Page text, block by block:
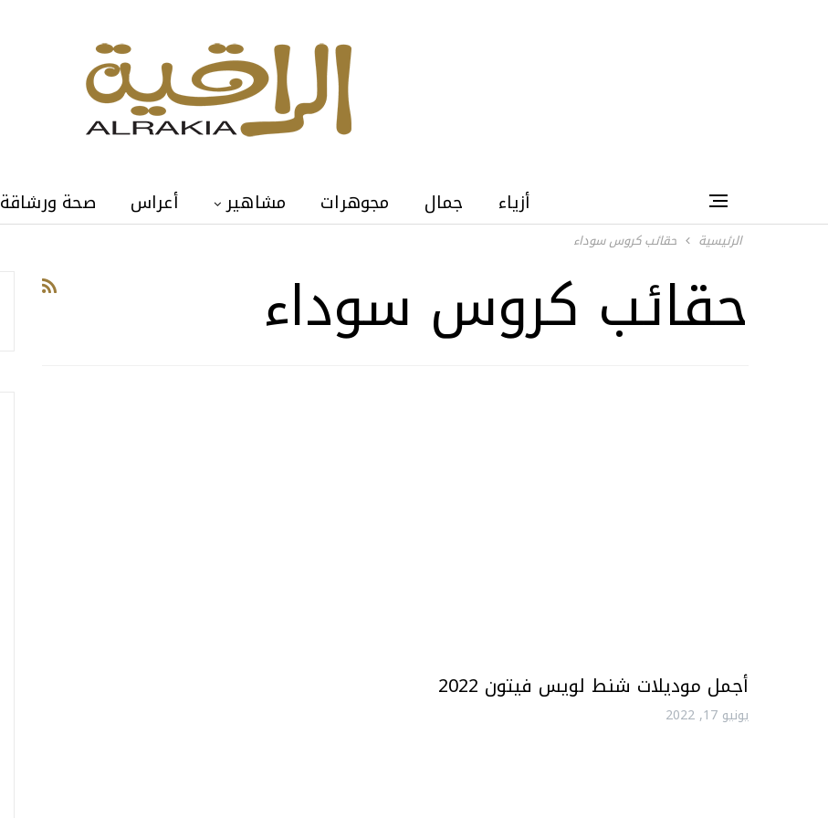
أزياء جمال مجوهرات مشاهير أعراس صحة ورشاقة
الرئيسية حقائب كروس سوداء
حقائب كروس سوداء
أجمل موديلات شنط لويس فيتون 2022
يونيو 17, 2022